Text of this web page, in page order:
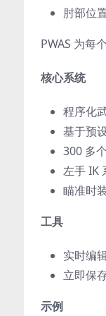
肘部位
PWAS 为每
核心系统
程序化
基于预
300 多
左手 IK
瞄准时
工具
实时编
立即保
示例